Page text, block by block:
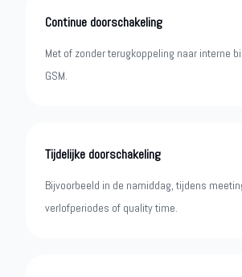
Continue doorschakeling
Met of zonder terugkoppeling naar interne
GSM.
Tijdelijke doorschakeling
Bijvoorbeeld in de namiddag, tijdens
verlofperiodes of quality time.